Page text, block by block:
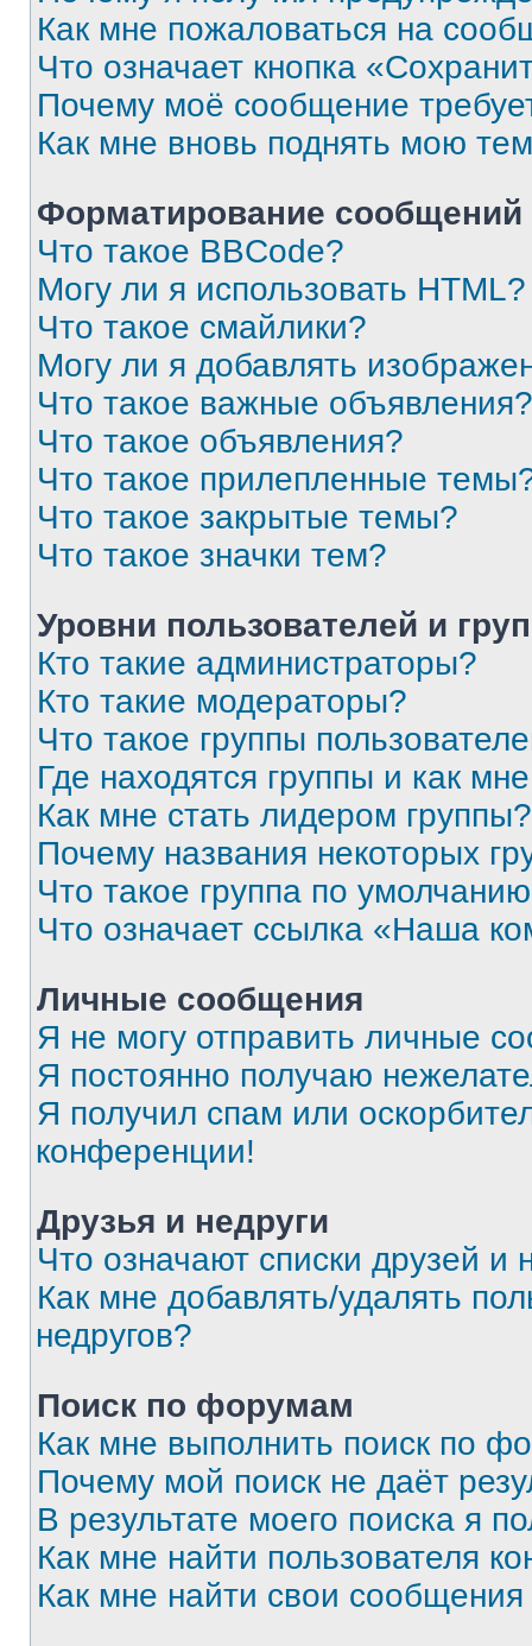
Как мне пожаловаться на
Что означает кнопка
Почему моё сообщение
Как мне вновь поднять мою
Форматирование
Что такое BBCode?
Могу ли я использовать HTML?
Что такое смайлики?
Могу ли я добавлять
Что такое важные объявления?
Что такое объявления?
Что такое прилепленные
Что такое закрытые темы?
Что такое значки тем?
Уровни пользователей и
Кто такие администраторы?
Кто такие модераторы?
Что такое группы
Где находятся группы и как
Как мне стать лидером группы?
Почему названия некоторых
Что такое группа по
Что означает ссылка «Наша
Личные сообщения
Я не могу отправить личные
Я постоянно получаю
Я получил спам или
конференции!
Друзья и недруги
Что означают списки друзей и
Как мне добавлять/удалять
недругов?
Поиск по форумам
Как мне выполнить поиск по
Почему мой поиск не даёт
В результате моего поиска я
Как мне найти пользователя
Как мне найти свои